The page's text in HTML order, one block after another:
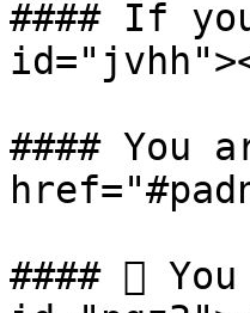
#### If
#### You
#### 